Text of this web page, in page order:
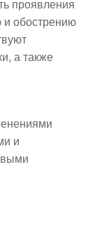
проявления
и обострению
а также
и